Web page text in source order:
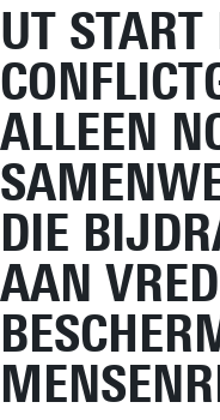
UT START
ALLEEN
DIE
AAN